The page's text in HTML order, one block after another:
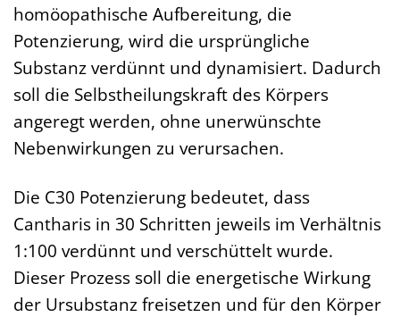
homöopathische Aufbereitung, die
Potenzierung, wird die ursprüngliche
Substanz verdünnt und dynamisiert. Dadurch
soll die Selbstheilungskraft des Körpers
angeregt werden, ohne unerwünschte
Nebenwirkungen zu verursachen.
Die C30 Potenzierung bedeutet, dass
Cantharis in 30 Schritten jeweils im Verhältnis
1:100 verdünnt und verschüttelt wurde.
Dieser Prozess soll die energetische Wirkung
der Ursubstanz freisetzen und für den Körper